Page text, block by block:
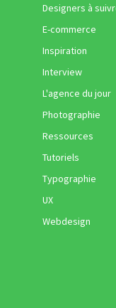
Designers à
E-commerce
Inspiration
Interview
L'agence du jour
Photographie
Ressources
Tutoriels
Typographie
UX
Webdesign